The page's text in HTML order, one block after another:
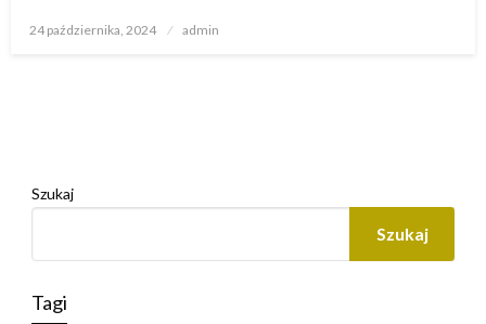
Opublikowane
24 października, 2024 admin
Szukaj
Szukaj
Tagi